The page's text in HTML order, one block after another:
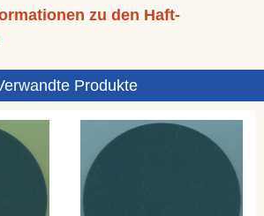
zu den Haft-
Produkte